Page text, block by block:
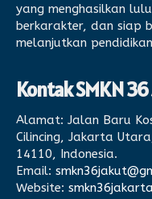
yang menghasilkan
berkarakter, dan siap
melanjutkan pendidikan
Kontak SMKN
Alamat: Jalan Baru
Cilincing, Jakarta
14110, Indonesia.
Email:
Website: